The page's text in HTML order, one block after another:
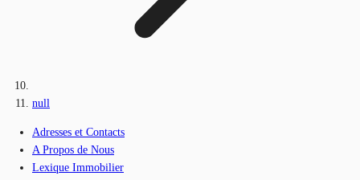
null
Adresses et Contacts
A Propos de Nous
Lexique Immobilier